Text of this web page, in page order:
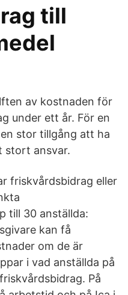
till
av kostnaden för
under ett år. För en
stor tillgång att ha
stort ansvar.
friskvårdsbidrag eller
till 30 anställda:
kan få
om de är
i vad anställda på
På